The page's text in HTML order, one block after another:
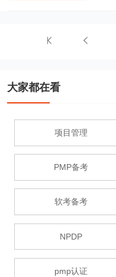
大家都在看
项目管理
PMP备考
软考备考
NPDP
pmp认证